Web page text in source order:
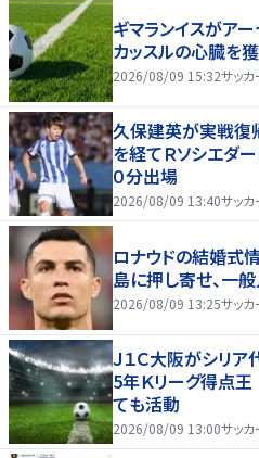
ギマランイスがア
カッスルの心臓を
2026/08/09 15:32サッカ
久保建英が実戦
を経てＲソシエダ
０分出場
2026/08/09 13:40サッカ
ロナウドの結婚式
島に押し寄せ、一
2026/08/09 13:25サッカ
Ｊ１Ｃ大阪がシリ
5年Ｋリーグ得点
ても活動
2026/08/09 13:00サッカ